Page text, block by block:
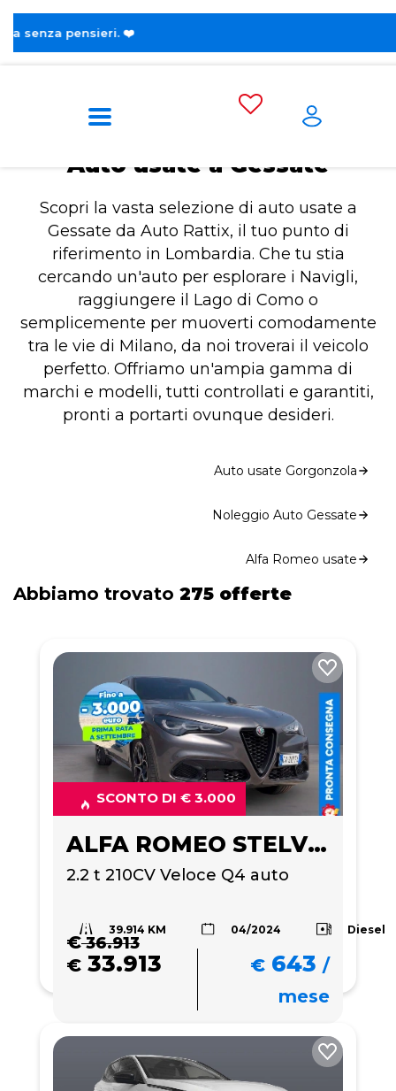
Home Auto usate a Gessate
Auto usate a Gessate
Scopri la vasta selezione di auto usate a
Gessate da Auto Rattix, il tuo punto di
riferimento in Lombardia. Che tu stia
cercando un'auto per esplorare i Navigli,
raggiungere il Lago di Como o
semplicemente per muoverti comodamente
tra le vie di Milano, da noi troverai il veicolo
perfetto. Offriamo un'ampia gamma di
marchi e modelli, tutti controllati e garantiti,
pronti a portarti ovunque desideri.
Auto usate Gorgonzola
Noleggio Auto Gessate
Alfa Romeo usate
Abbiamo trovato 275 offerte
SCONTO DI € 3.000
ALFA ROMEO STELVIO
2.2 t 210CV Veloce Q4 auto
39.914 KM 04/2024 Diesel
€36.913
€ 33.913 € 643 /
mese